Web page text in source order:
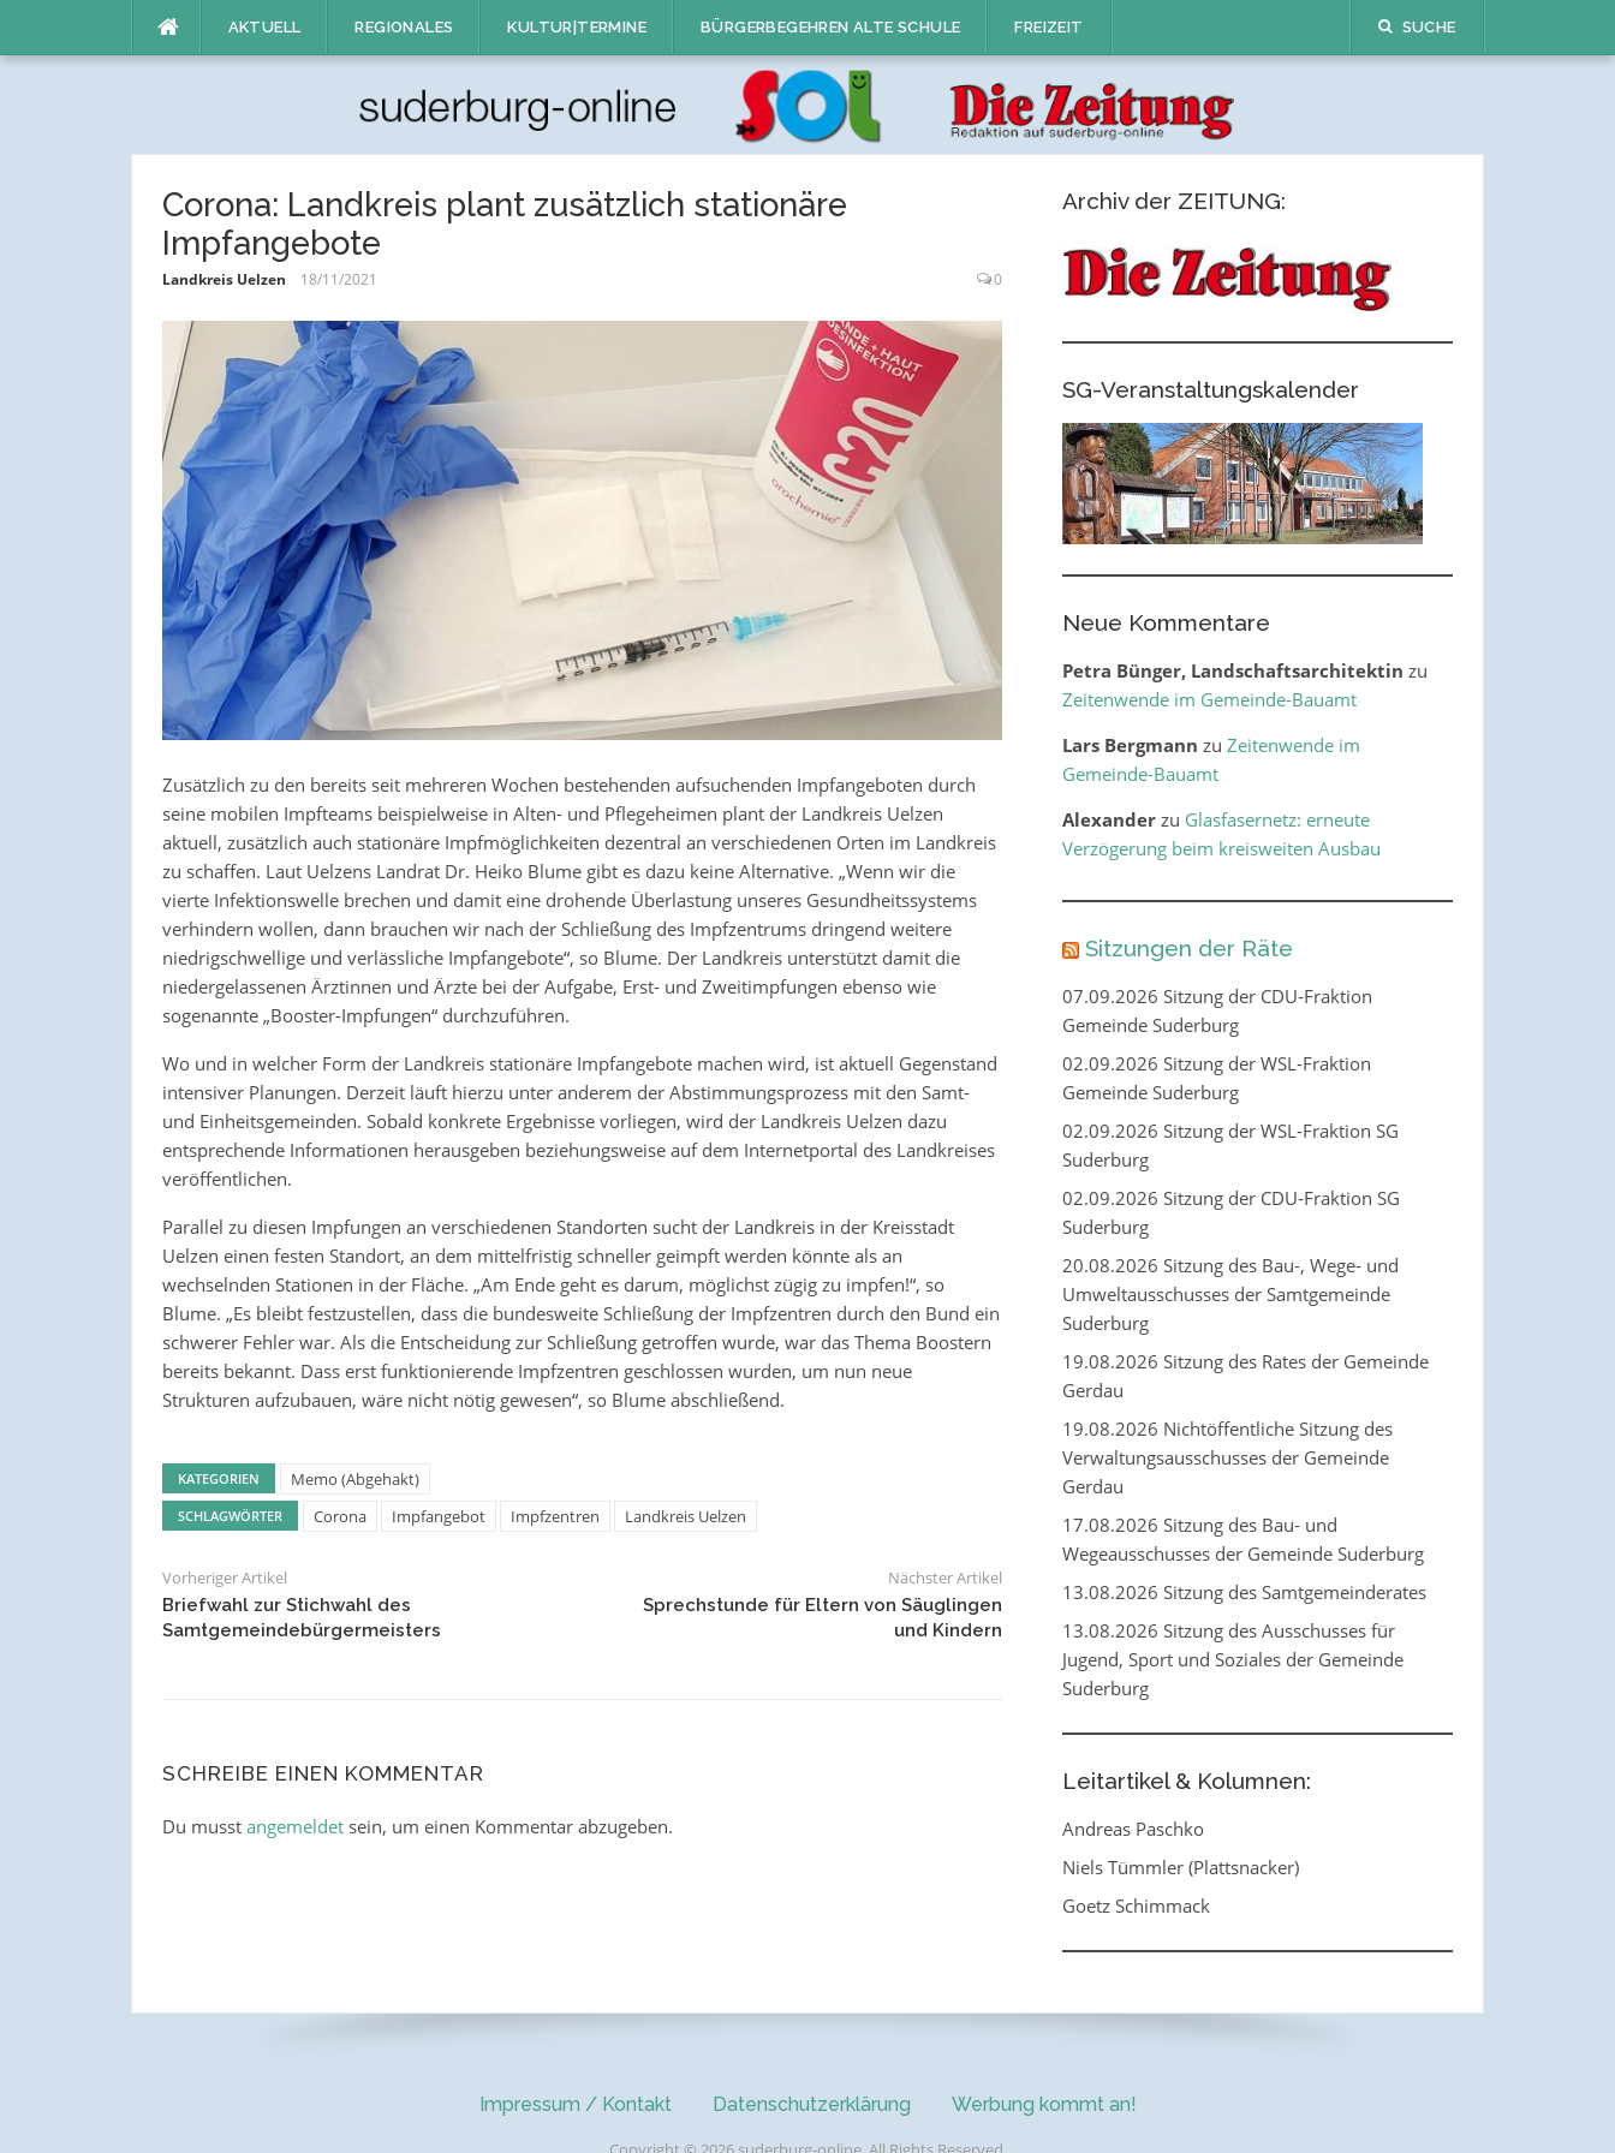
AKTUELL REGIONALES KULTUR|TERMINE BÜRGERBEGEHREN ALTE SCHULE FREIZEIT SUCHE
Corona: Landkreis plant zusätzlich stationäre
Impfangebote
Landkreis Uelzen 18/11/2021 0
Zusätzlich zu den bereits seit mehreren Wochen bestehenden aufsuchenden Impfangeboten durch
seine mobilen Impfteams beispielweise in Alten- und Pflegeheimen plant der Landkreis Uelzen
aktuell, zusätzlich auch stationäre Impfmöglichkeiten dezentral an verschiedenen Orten im Landkreis
zu schaffen. Laut Uelzens Landrat Dr. Heiko Blume gibt es dazu keine Alternative. „Wenn wir die
vierte Infektionswelle brechen und damit eine drohende Überlastung unseres Gesundheitssystems
verhindern wollen, dann brauchen wir nach der Schließung des Impfzentrums dringend weitere
niedrigschwellige und verlässliche Impfangebote“, so Blume. Der Landkreis unterstützt damit die
niedergelassenen Ärztinnen und Ärzte bei der Aufgabe, Erst- und Zweitimpfungen ebenso wie
sogenannte „Booster-Impfungen“ durchzuführen.
Wo und in welcher Form der Landkreis stationäre Impfangebote machen wird, ist aktuell Gegenstand
intensiver Planungen. Derzeit läuft hierzu unter anderem der Abstimmungsprozess mit den Samt-
und Einheitsgemeinden. Sobald konkrete Ergebnisse vorliegen, wird der Landkreis Uelzen dazu
entsprechende Informationen herausgeben beziehungsweise auf dem Internetportal des Landkreises
veröffentlichen.
Parallel zu diesen Impfungen an verschiedenen Standorten sucht der Landkreis in der Kreisstadt
Uelzen einen festen Standort, an dem mittelfristig schneller geimpft werden könnte als an
wechselnden Stationen in der Fläche. „Am Ende geht es darum, möglichst zügig zu impfen!“, so
Blume. „Es bleibt festzustellen, dass die bundesweite Schließung der Impfzentren durch den Bund ein
schwerer Fehler war. Als die Entscheidung zur Schließung getroffen wurde, war das Thema Boostern
bereits bekannt. Dass erst funktionierende Impfzentren geschlossen wurden, um nun neue
Strukturen aufzubauen, wäre nicht nötig gewesen“, so Blume abschließend.
KATEGORIEN Memo (Abgehakt)
SCHLAGWÖRTER Corona Impfangebot Impfzentren Landkreis Uelzen
Vorheriger Artikel
Briefwahl zur Stichwahl des
Samtgemeindebürgermeisters
Nächster Artikel
Sprechstunde für Eltern von Säuglingen
und Kindern
SCHREIBE EINEN KOMMENTAR
Du musst angemeldetsein, um einen Kommentar abzugeben.
Archiv der ZEITUNG:
SG-Veranstaltungskalender
Neue Kommentare
Petra Bünger, Landschaftsarchitektin zu
Zeitenwende im Gemeinde-Bauamt
Lars Bergmann zu Zeitenwende im
Gemeinde-Bauamt
Alexanderzu Glasfasernetz: erneute
Verzögerung beim kreisweiten Ausbau
Sitzungen der Räte
07.09.2026 Sitzung der CDU-Fraktion
Gemeinde Suderburg
02.09.2026 Sitzung der WSL-Fraktion
Gemeinde Suderburg
02.09.2026 Sitzung der WSL-Fraktion SG
Suderburg
02.09.2026 Sitzung der CDU-Fraktion SG
Suderburg
20.08.2026 Sitzung des Bau-, Wege- und
Umweltausschusses der Samtgemeinde
Suderburg
19.08.2026 Sitzung des Rates der Gemeinde
Gerdau
19.08.2026 Nichtöffentliche Sitzung des
Verwaltungsausschusses der Gemeinde
Gerdau
17.08.2026 Sitzung des Bau- und
Wegeausschusses der Gemeinde Suderburg
13.08.2026 Sitzung des Samtgemeinderates
13.08.2026 Sitzung des Ausschusses für
Jugend, Sport und Soziales der Gemeinde
Suderburg
Leitartikel & Kolumnen:
Andreas Paschko
Niels Tümmler (Plattsnacker)
Goetz Schimmack
Impressum / Kontakt Datenschutzerklärung Werbung kommt an!